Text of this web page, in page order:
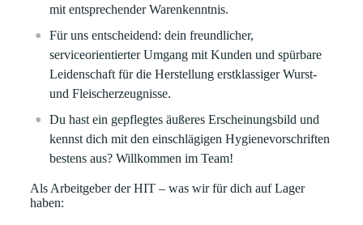
mit entsprechender Warenkenntnis.
Für uns entscheidend: dein freundlicher,
serviceorientierter Umgang mit Kunden und spürbare
Leidenschaft für die Herstellung erstklassiger Wurst-
und Fleischerzeugnisse.
Du hast ein gepflegtes äußeres Erscheinungsbild und
kennst dich mit den einschlägigen Hygienevorschriften
bestens aus? Willkommen im Team!
Als Arbeitgeber der HIT – was wir für dich auf Lager
haben: